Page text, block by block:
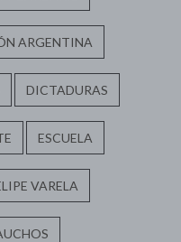
ARGENTINA
DICTADURAS
ESCUELA
VARELA